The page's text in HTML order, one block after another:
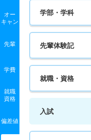
オー
キャン
先輩
学費
就職
資格
偏差値
学部・学科
先輩体験記
就職・資格
入試